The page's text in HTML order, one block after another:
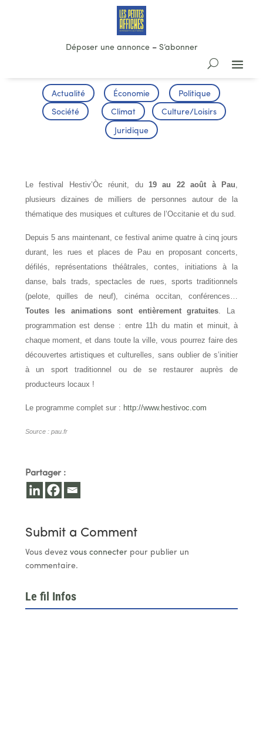
Déposer une annonce– S’abonner
Actualité Économie Politique
Société Climat Culture/Loisirs
Juridique
Le festival Hestiv’Òc réunit, du 19 au 22 août à Pau
plusieurs dizaines de milliers de personnes autour de la
thématique des musiques et cultures de l’Occitanie et du sud.
Depuis 5 ans maintenant, ce festival anime quatre à cinq jours
durant, les rues et places de Pau en proposant concerts,
défilés, représentations théâtrales, contes, initiations à la
danse, bals trads, spectacles de rues, sports traditionnels
(pelote, quilles de neuf), cinéma occitan, conférences…
Toutes les animations sont entièrement gratuites . La
programmation est dense : entre 11h du matin et minuit, à
chaque moment, et dans toute la ville, vous pourrez faire des
découvertes artistiques et culturelles, sans oublier de s’initier
à un sport traditionnel ou de se restaurer auprès de
producteurs locaux !
Le programme complet sur : http://www.hestivoc.com
Source : pau.fr
Partager :
Submit a Comment
Vous devez vous connecterpour publier un
commentaire.
Le fil Infos